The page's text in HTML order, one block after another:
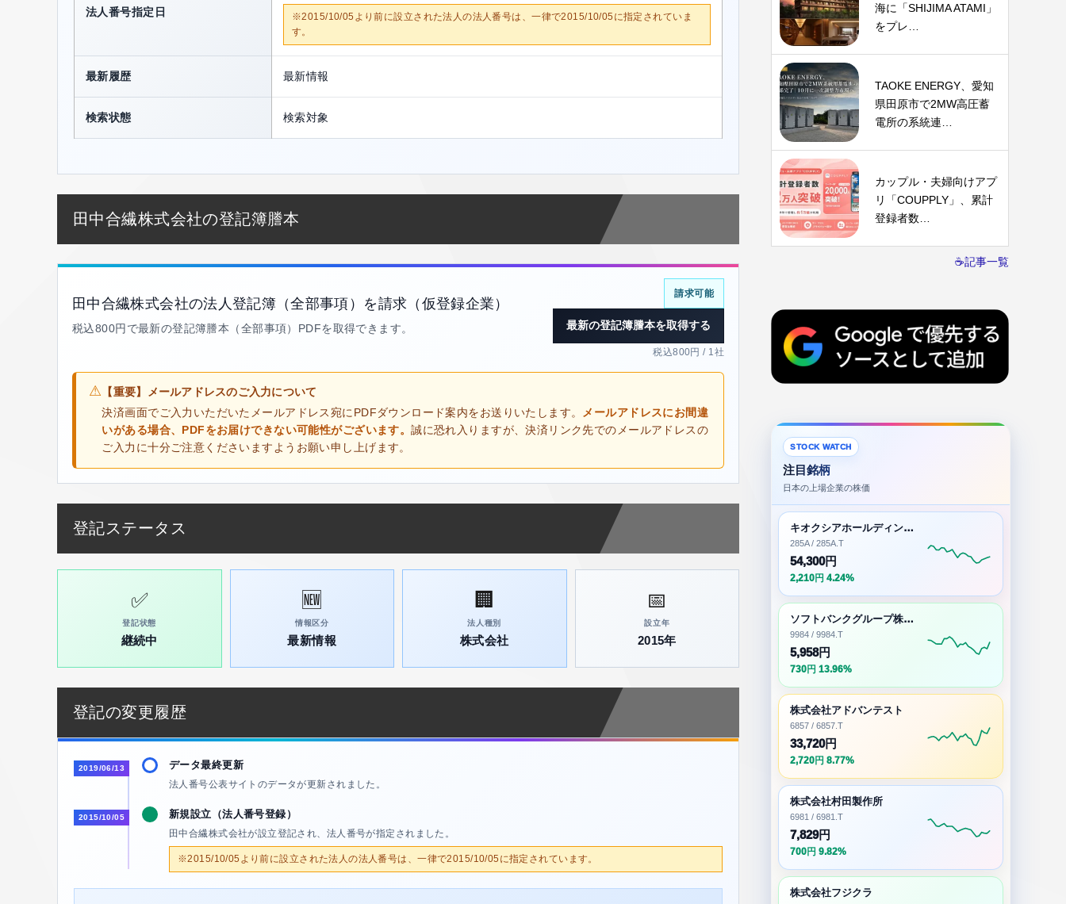
法人番号指定日
※2015/10/05より前に設立された法人の法人番号は、一律で2015/10/05に指定されていま
す。
最新履歴 最新情報
検索状態 検索対象
田中合繊株式会社の登記簿謄本
田中合繊株式会社の法人登記簿（全部事項）を請求（仮登録企業）
税込800円で最新の登記簿謄本（全部事項）PDFを取得できます。
請求可能
最新の登記簿謄本を取得する
税込800円 / 1社
⚠ 【重要】メールアドレスのご入力について
決済画面でご入力いただいたメールアドレス宛にPDFダウンロード案内をお送りいたします。 メールアドレスにお間違
いがある場合、PDFをお届けできない可能性がございます。誠に恐れ入りますが、決済リンク先でのメールアドレスの
ご入力に十分ご注意くださいますようお願い申し上げます。
登記ステータス
✅
登記状態
継続中
🆕
情報区分
最新情報
🏢
法人種別
株式会社
📅
設立年
2015年
登記の変更履歴
2019/06/13 データ最終更新
法人番号公表サイトのデータが更新されました。
2015/10/05 新規設立（法人番号登録）
田中合繊株式会社が設立登記され、法人番号が指定されました。
※2015/10/05より前に設立された法人の法人番号は、一律で2015/10/05に指定されています。
海に「SHIJIMA ATAMI」
をプレ…
TAOKE ENERGY、愛知
県田原市で2MW高圧蓄
電所の系統連…
カップル・夫婦向けアプ
リ「COUPPLY」、累計
登録者数…
☕記事一覧
STOCK WATCH
注目銘柄
日本の上場企業の株価
キオクシアホールディングス株式会社
285A / 285A.T
54,300円
2,210円 4.24%
ソフトバンクグループ株式会社
9984 / 9984.T
5,958円
730円 13.96%
株式会社アドバンテスト
6857 / 6857.T
33,720円
2,720円 8.77%
株式会社村田製作所
6981 / 6981.T
7,829円
700円 9.82%
株式会社フジクラ